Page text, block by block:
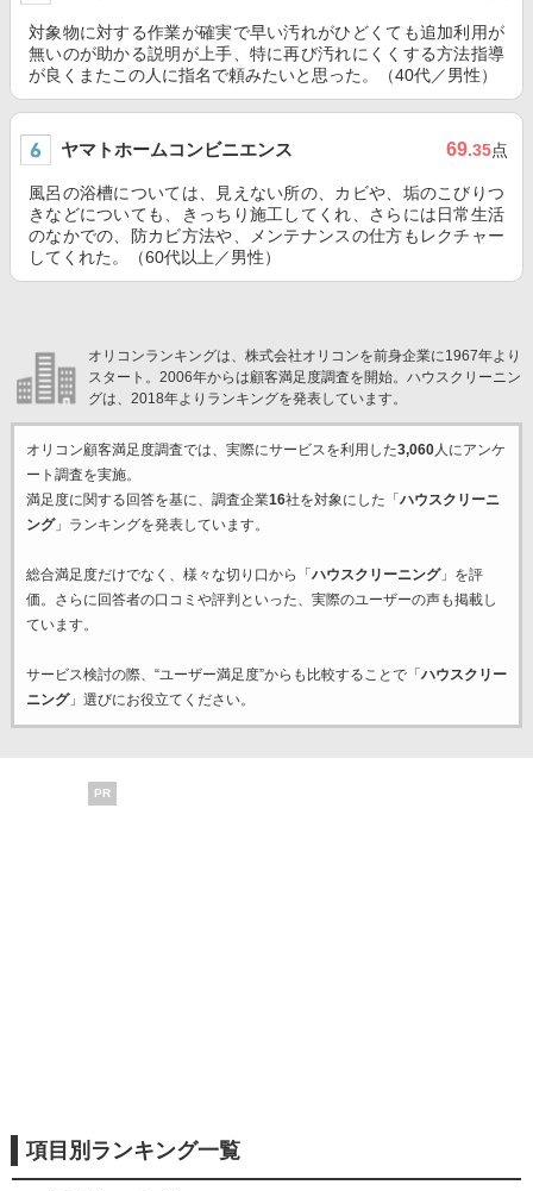
対象物に対する作業が確実で早い汚れがひどくても追加利用が
無いのが助かる説明が上手、特に再び汚れにくくする方法指導
が良くまたこの人に指名で頼みたいと思った。（40代／男性）
ヤマトホームコンビニエンス 69.35点
風呂の浴槽については、見えない所の、カビや、垢のこびりつ
きなどについても、きっちり施工してくれ、さらには日常生活
のなかでの、防カビ方法や、メンテナンスの仕方もレクチャー
してくれた。（60代以上／男性）
オリコンランキングは、株式会社オリコンを前身企業に1967年より
スタート。2006年からは顧客満足度調査を開始。ハウスクリーニン
グは、2018年よりランキングを発表しています。
オリコン顧客満足度調査では、実際にサービスを利用した3,060人にアンケ
ート調査を実施。
満足度に関する回答を基に、調査企業16社を対象にした「 ハウスクリーニ
ング」ランキングを発表しています。
総合満足度だけでなく、様々な切り口から「 ハウスクリーニング」を評
価。さらに回答者の口コミや評判といった、実際のユーザーの声も掲載し
ています。
サービス検討の際、“ユーザー満足度”からも比較することで「 ハウスクリー
ニング」選びにお役立てください。
PR
項目別ランキング一覧